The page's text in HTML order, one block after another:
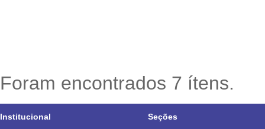
Foram encontrados 7 ítens.
Institucional Seções